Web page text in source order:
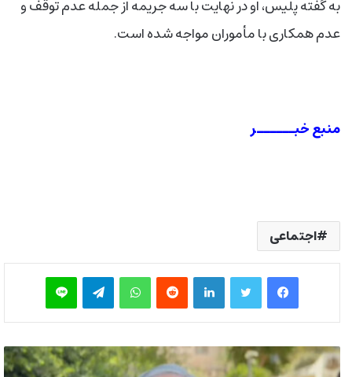
به گفته پلیس، او در نهایت با سه جریمه از جمله عدم توقف و
عدم همکاری با مأموران مواجه شده است.
منبع خبــــــر
اجتماعی
فیس بوک توییتر لینکدین‫رددیت واتس آپ تلگرام لاین